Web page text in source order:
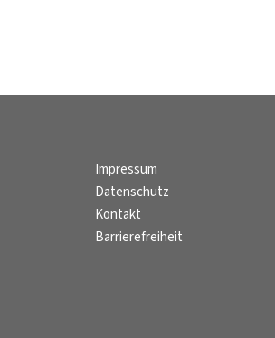
Impressum
Datenschutz
Kontakt
Barrierefreiheit